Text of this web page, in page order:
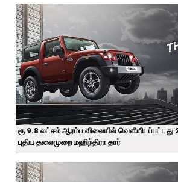
ரூ 9.8 லட்சம் ஆரம்ப விலையில்
புதிய தலைமுறை மஹிந்திரா தார்